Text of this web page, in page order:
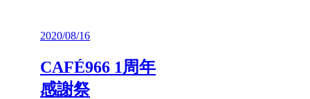
2020/08/16
CAFÉ966 1周年
感謝祭